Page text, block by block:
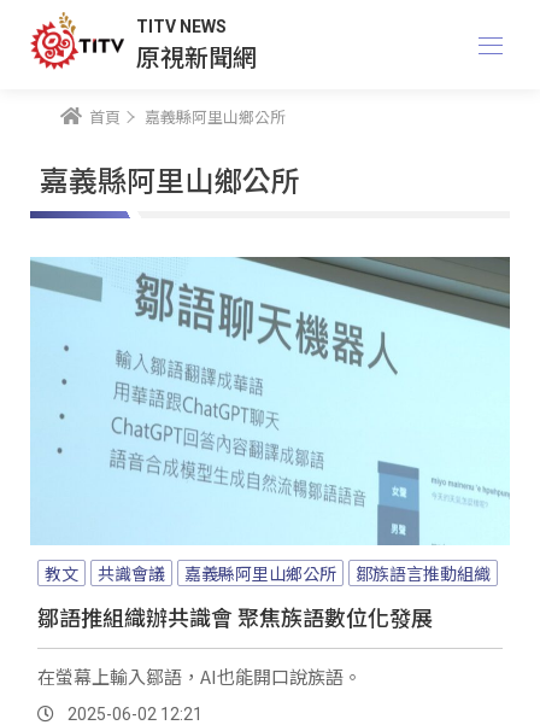
TITV NEWS
原視新聞網
首頁 嘉義縣阿里山鄉公所
嘉義縣阿里山鄉公所
教文 共識會議 嘉義縣阿里山鄉公所 鄒族語言推動組織
鄒語推組織辦共識會 聚焦族語數位化發展
在螢幕上輸入鄒語，AI也能開口說族語。
2025-06-02 12:21